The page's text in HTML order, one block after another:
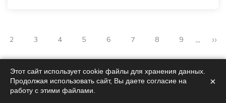
2 3 4 5 6 7 8 9 … ››
Этот сайт использует cookie файлы для хранения данных.
Продолжая использовать сайт, Вы даете согласие на
работу с этими файлами.
×